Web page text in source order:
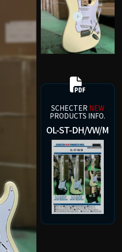
SCHECTER NEW
PRODUCTS INFO.
OL-ST-DH/VW/M